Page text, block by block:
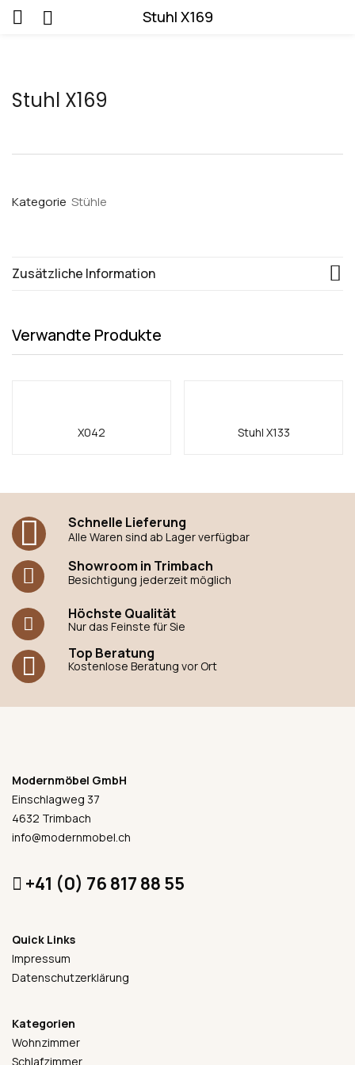
Stuhl X169
Stuhl X169
Kategorie Stühle
Zusätzliche Information
Verwandte Produkte
X042 Stuhl X133
Schnelle Lieferung
Alle Waren sind ab Lager verfügbar
Showroom in Trimbach
Besichtigung jederzeit möglich
Höchste Qualität
Nur das Feinste für Sie
Top Beratung
Kostenlose Beratung vor Ort
Modernmöbel GmbH
Einschlagweg 37
4632 Trimbach
info@modernmobel.ch
+41 (0) 76 817 88 55
Quick Links
Impressum
Datenschutzerklärung
Kategorien
Wohnzimmer
Schlafzimmer